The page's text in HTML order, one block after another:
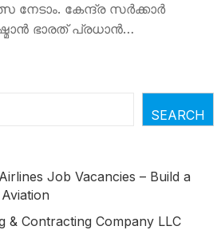
നേടാം. കേന്ദ്ര സർക്കാർ
ഭാരത് പ്രധാൻ…
SEARCH
Job Vacancies – Build a
& Contracting Company LLC